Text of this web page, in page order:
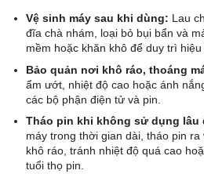
Vệ sinh máy sau khi dùng: Lau
đĩa chà nhám, loại bỏ bụi bẩn và
mềm hoặc khăn khô để duy trì hiệu
Bảo quản nơi khô ráo, thoáng
ẩm ướt, nhiệt độ cao hoặc ánh
các bộ phận điện tử và pin.
Tháo pin khi không sử dụng lâu
máy trong thời gian dài, tháo pin
khô ráo, tránh nhiệt độ quá cao
tuổi thọ pin.